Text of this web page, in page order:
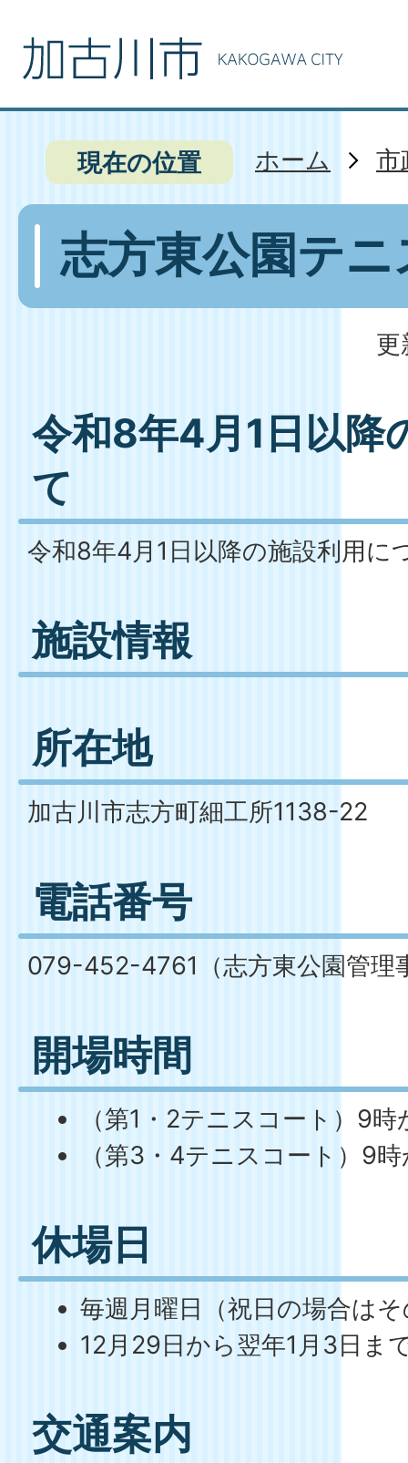
現在の位置 ホーム 市
志方東公園テ
更
令和8年4月1日以降
て
令和8年4月1日以降の施設利用に
施設情報
所在地
加古川市志方町細工所1138-22
電話番号
079-452-4761（志方東公園管理
開場時間
（第1・2テニスコート）9時
（第3・4テニスコート）9
休場日
毎週月曜日（祝日の場合は
12月29日から翌年1月3日ま
交通案内